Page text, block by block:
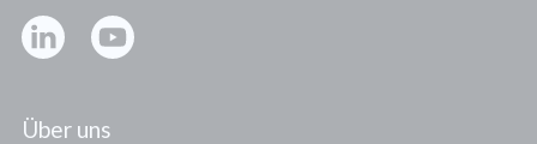
Über uns